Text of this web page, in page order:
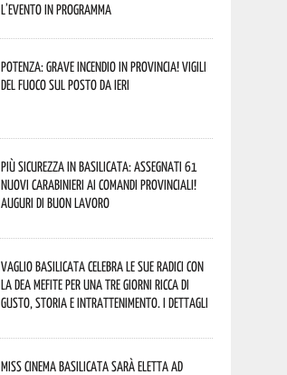
L’evento in programma
Potenza: grave incendio in Provincia! Vigili
del fuoco sul posto da ieri
Più sicurezza in Basilicata: assegnati 61
nuovi Carabinieri ai Comandi provinciali!
Auguri di buon lavoro
Vaglio Basilicata celebra le sue radici con
la Dea Mefite per una tre giorni ricca di
gusto, storia e intrattenimento. I dettagli
Miss Cinema Basilicata sarà eletta ad